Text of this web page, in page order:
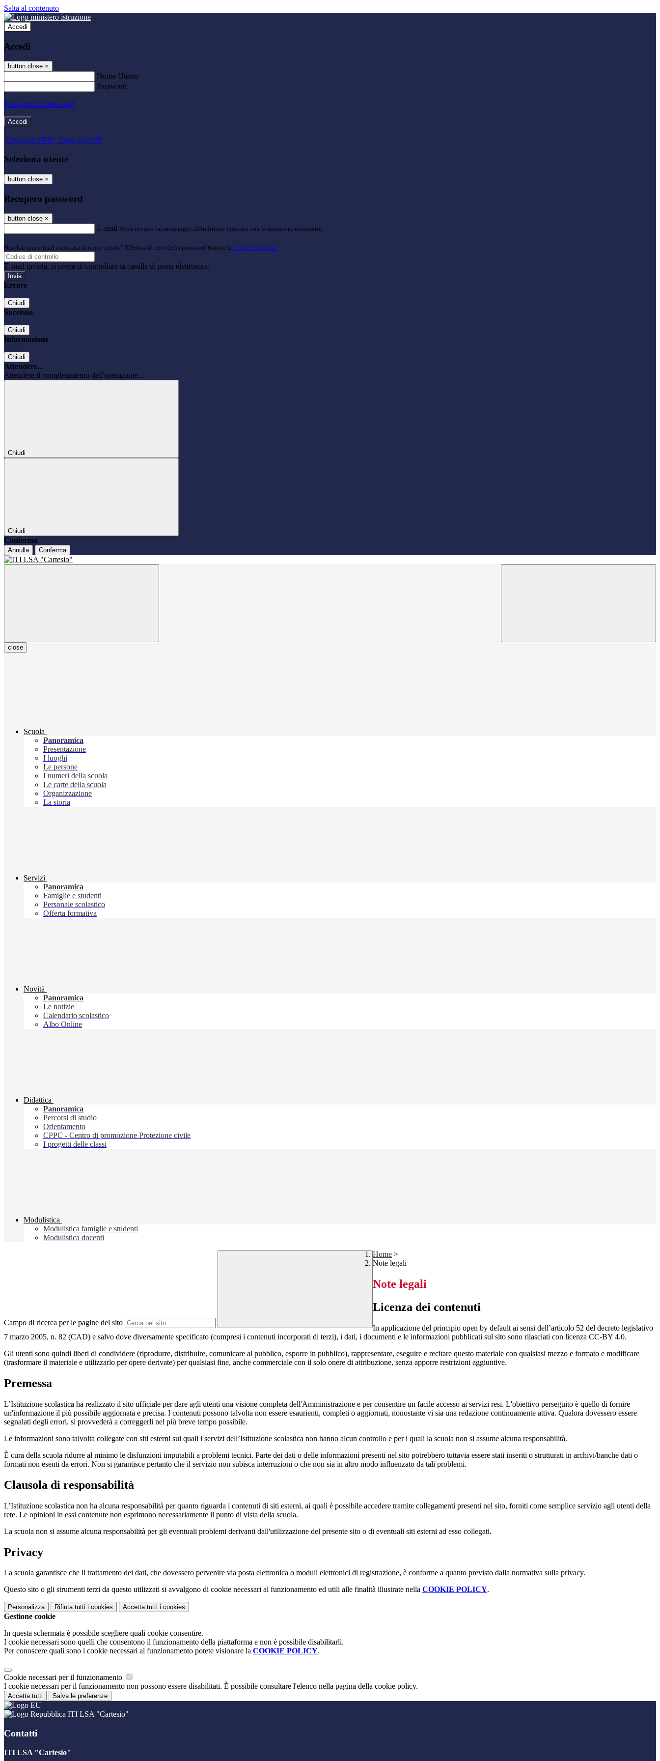
Salta al contenuto
Accedi
Accedi
button close ×
Nome Utente
Password
Password dimenticata?
-
Entra con SPID Entra con CIE
Seleziona utente
button close ×
Recupero password
button close ×
E-mail Verrà inviato un messaggio all'indirizzo indicato con le istruzioni necessarie.
Non hai una e-mail associata al nome utente? Effettua il reset della password tramite la Login Spaggiari
E-mail inviata, si prega di controllare la casella di posta elettronica!
Errore
Chiudi
Successo
Chiudi
Informazione
Chiudi
Attendere...
Attendere il completamento dell'operazione...
Chiudi
Chiudi
Conferma
Annulla Conferma
close
Scuola
Panoramica
Presentazione
I luoghi
Le persone
I numeri della scuola
Le carte della scuola
Organizzazione
La storia
Servizi
Panoramica
Famiglie e studenti
Personale scolastico
Offerta formativa
Novità
Panoramica
Le notizie
Calendario scolastico
Albo Online
Didattica
Panoramica
Percorsi di studio
Orientamento
CPPC - Centro di promozione Protezione civile
I progetti delle classi
Modulistica
Modulistica famiglie e studenti
Modulistica docenti
Campo di ricerca per le pagine del sito
Home >
Note legali
Note legali
Licenza dei contenuti
In applicazione del principio open by default ai sensi dell’articolo 52 del decreto legislativo
7 marzo 2005, n. 82 (CAD) e salvo dove diversamente specificato (compresi i contenuti incorporati di terzi), i dati, i documenti e le informazioni pubblicati sul sito sono rilasciati con licenza CC-BY 4.0.
Gli utenti sono quindi liberi di condividere (riprodurre, distribuire, comunicare al pubblico, esporre in pubblico), rappresentare, eseguire e recitare questo materiale con qualsiasi mezzo e formato e modificare
(trasformare il materiale e utilizzarlo per opere derivate) per qualsiasi fine, anche commerciale con il solo onere di attribuzione, senza apporre restrizioni aggiuntive.
Premessa
L’Istituzione scolastica ha realizzato il sito ufficiale per dare agli utenti una visione completa dell'Amministrazione e per consentire un facile accesso ai servizi resi. L'obiettivo perseguito è quello di fornire
un'informazione il più possibile aggiornata e precisa. I contenuti possono talvolta non essere esaurienti, completi o aggiornati, nonostante vi sia una redazione continuamente attiva. Qualora dovessero essere
segnalati degli errori, si provvederà a correggerli nel più breve tempo possibile.
Le informazioni sono talvolta collegate con siti esterni sui quali i servizi dell’Istituzione scolastica non hanno alcun controllo e per i quali la scuola non si assume alcuna responsabilità.
È cura della scuola ridurre al minimo le disfunzioni imputabili a problemi tecnici. Parte dei dati o delle informazioni presenti nel sito potrebbero tuttavia essere stati inseriti o strutturati in archivi/banche dati o
formati non esenti da errori. Non si garantisce pertanto che il servizio non subisca interruzioni o che non sia in altro modo influenzato da tali problemi.
Clausola di responsabilità
L’Istituzione scolastica non ha alcuna responsabilità per quanto riguarda i contenuti di siti esterni, ai quali è possibile accedere tramite collegamenti presenti nel sito, forniti come semplice servizio agli utenti della
rete. Le opinioni in essi contenute non esprimono necessariamente il punto di vista della scuola.
La scuola non si assume alcuna responsabilità per gli eventuali problemi derivanti dall'utilizzazione del presente sito o di eventuali siti esterni ad esso collegati.
Privacy
La scuola garantisce che il trattamento dei dati, che dovessero pervenire via posta elettronica o moduli elettronici di registrazione, è conforme a quanto previsto dalla normativa sulla privacy.
Questo sito o gli strumenti terzi da questo utilizzati si avvalgono di cookie necessari al funzionamento ed utili alle finalità illustrate nella COOKIE POLICY.
Personalizza Rifiuta tutti i cookies Accetta tutti i cookies
Gestione cookie
In questa schermata è possibile scegliere quali cookie consentire.
I cookie necessari sono quelli che consentono il funzionamento della piattaforma e non è possibile disabilitarli.
Per conoscere quali sono i cookie necessari al funzionamento potete visionare la COOKIE POLICY.
Cookie necessari per il funzionamento
I cookie necessari per il funzionamento non possono essere disabilitati. È possibile consultare l'elenco nella pagina della cookie policy.
Accetta tutti Salva le preferenze
ITI LSA "Cartesio"
Contatti
ITI LSA "Cartesio"